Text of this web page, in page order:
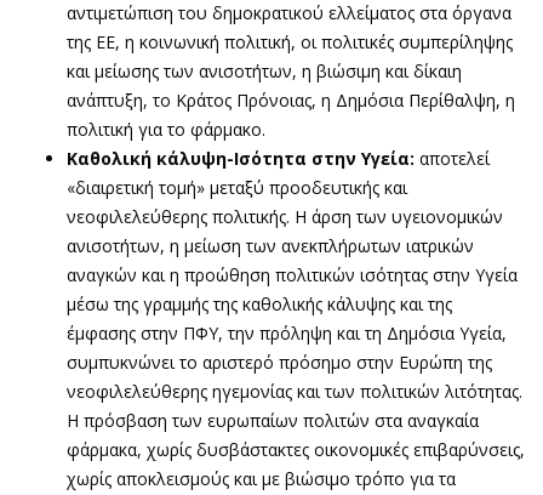
αντιμετώπιση του δημοκρατικού ελλείματος στα όργανα
της ΕΕ, η κοινωνική πολιτική, οι πολιτικές συμπερίληψης
και μείωσης των ανισοτήτων, η βιώσιμη και δίκαιη
ανάπτυξη, το Κράτος Πρόνοιας, η Δημόσια Περίθαλψη, η
πολιτική για το φάρμακο.
Καθολική κάλυψη-Ισότητα στην Υγεία: αποτελεί
«διαιρετική τομή» μεταξύ προοδευτικής και
νεοφιλελεύθερης πολιτικής. Η άρση των υγειονομικών
ανισοτήτων, η μείωση των ανεκπλήρωτων ιατρικών
αναγκών και η προώθηση πολιτικών ισότητας στην Υγεία
μέσω της γραμμής της καθολικής κάλυψης και της
έμφασης στην ΠΦΥ, την πρόληψη και τη Δημόσια Υγεία,
συμπυκνώνει το αριστερό πρόσημο στην Ευρώπη της
νεοφιλελεύθερης ηγεμονίας και των πολιτικών λιτότητας.
Η πρόσβαση των ευρωπαίων πολιτών στα αναγκαία
φάρμακα, χωρίς δυσβάστακτες οικονομικές επιβαρύνσεις,
χωρίς αποκλεισμούς και με βιώσιμο τρόπο για τα